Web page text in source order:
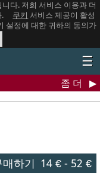
다. 저희 서비스 이용과 더
.
쿠키 서비스 제공이 활성
설정에 대한 귀하의 동의가
☰
좀 더
하기 14 €- 52 €